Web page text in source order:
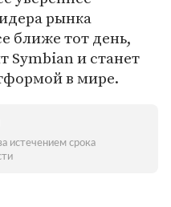
рынка
ближе тот день,
Symbian и станет
в мире.
истечением срока